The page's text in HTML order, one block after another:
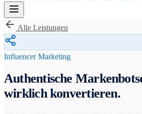
Alle Leistungen
Influencer Marketing
Authentische
wirklich konvertieren.